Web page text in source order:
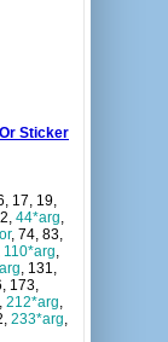
Sticker
17, 19,
44*arg,
, 74, 83,
110*arg,
, 131,
173,
212*arg,
233*arg,